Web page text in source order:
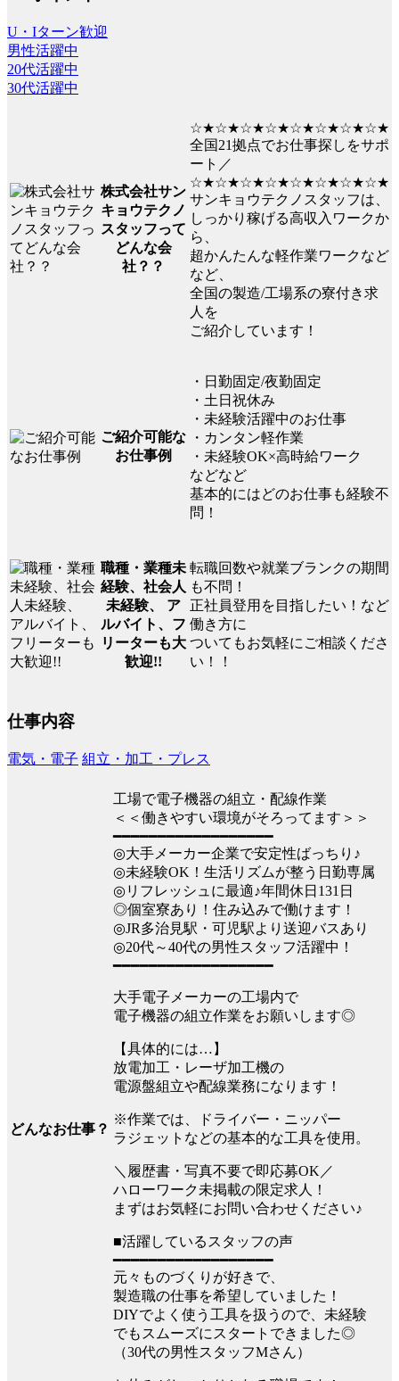
U・Iターン歓迎
男性活躍中
20代活躍中
30代活躍中
株式会社サン
キョウテクノ
スタッフって
どんな会
社？？
☆★☆★☆★☆★☆★☆★☆★☆★
全国21拠点でお仕事探しをサポ
ート／
☆★☆★☆★☆★☆★☆★☆★☆★
サンキョウテクノスタッフは、
しっかり稼げる高収入ワークか
ら、
超かんたんな軽作業ワークなど
など、
全国の製造/工場系の寮付き求
人を
ご紹介しています！
ご紹介可能な
お仕事例
・日勤固定/夜勤固定
・土日祝休み
・未経験活躍中のお仕事
・カンタン軽作業
・未経験OK×高時給ワーク
などなど
基本的にはどのお仕事も経験不
問！
職種・業種未
経験、社会人
未経験、 ア
ルバイト、フ
リーターも大
歓迎!!
転職回数や就業ブランクの期間
も不問！
正社員登用を目指したい！など
働き方に
ついてもお気軽にご相談くださ
い！！
仕事内容
電気・電子 組立・加工・プレス
どんなお仕事？
工場で電子機器の組立・配線作業
＜＜働きやすい環境がそろってます＞＞
━━━━━━━━━━━━━━━━━━
◎大手メーカー企業で安定性ばっちり♪
◎未経験OK！生活リズムが整う日勤専属
◎リフレッシュに最適♪年間休日131日
◎個室寮あり！住み込みで働けます！
◎JR多治見駅・可児駅より送迎バスあり
◎20代～40代の男性スタッフ活躍中！
━━━━━━━━━━━━━━━━━━
大手電子メーカーの工場内で
電子機器の組立作業をお願いします◎
【具体的には…】
放電加工・レーザ加工機の
電源盤組立や配線業務になります！
※作業では、ドライバー・ニッパー
ラジェットなどの基本的な工具を使用。
＼履歴書・写真不要で即応募OK／
ハローワーク未掲載の限定求人！
まずはお気軽にお問い合わせください♪
■活躍しているスタッフの声
━━━━━━━━━━━━━━━━━━
元々ものづくりが好きで、
製造職の仕事を希望していました！
DIYでよく使う工具を扱うので、未経験
でもスムーズにスタートできました◎
（30代の男性スタッフMさん）